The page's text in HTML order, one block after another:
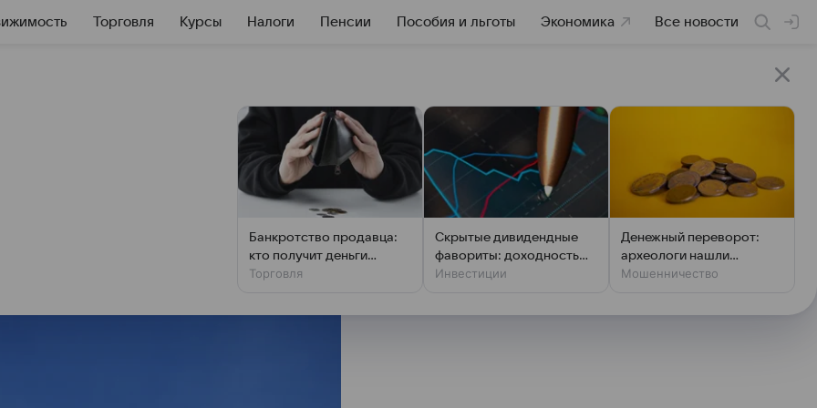
Торговля Курсы Налоги Пенсии Пособия и льготы Экономика Все новости
у РНКО «ИНЭКО»
нарушала
банковскую деятельность,
Банкротство продавца:
кто получит деньги
первым
Торговля
Скрытые дивидендные
фавориты: доходность
выше ключевой ставки
Инвестиции
Денежный переворот:
археологи нашли
фальшивки XIV века
Мошенничество